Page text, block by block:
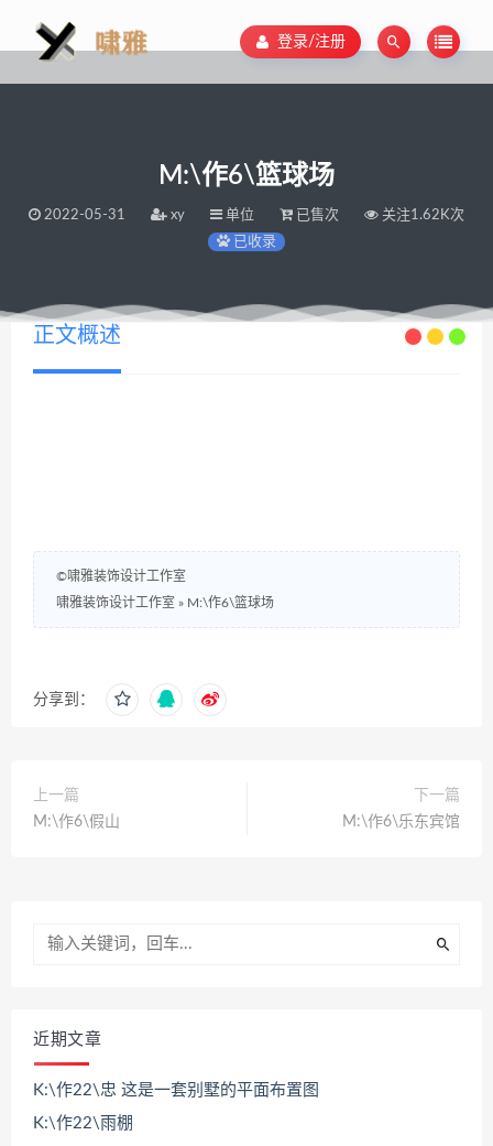
登录/注册
M:\作6\篮球场
2022-05-31 xy 单位 已售次
关注1.62K次
已收录
正文概述
©啸雅装饰设计工作室
啸雅装饰设计工作室 » M:\作6\篮球场
分享到：
上一篇
M:\作6\假山
下一篇
M:\作6\乐东宾馆
近期文章
K:\作22\忠 这是一套别墅的平面布置图
K:\作22\雨棚